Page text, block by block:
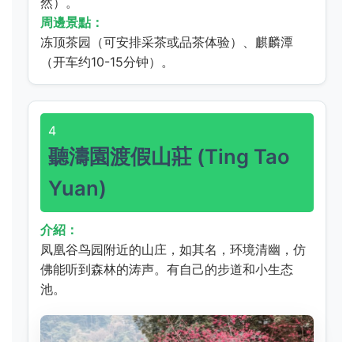
周邊景點：
冻顶茶园（可安排采茶或品茶体验）、麒麟潭
（开车约10-15分钟）。
4
聽濤園渡假山莊 (Ting Tao
Yuan)
介紹：
凤凰谷鸟园附近的山庄，如其名，环境清幽，仿
佛能听到森林的涛声。有自己的步道和小生态
池。